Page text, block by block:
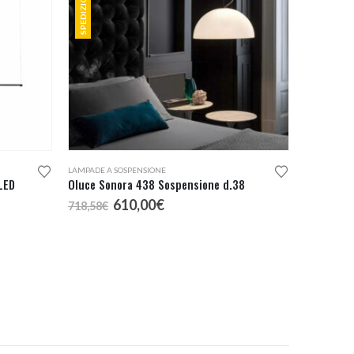
LAMPADE A SOSPENSIONE
Oluce Sonora 438 Sospensione d.38
718,58€ Il
prezzo
610,00€Il